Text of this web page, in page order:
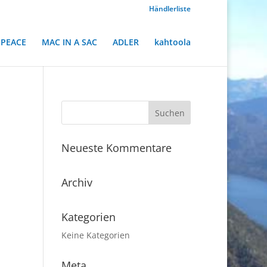
Händlerliste
MAC IN A SAC ADLER kahtoola
Neueste Kommentare
Archiv
Kategorien
Keine Kategorien